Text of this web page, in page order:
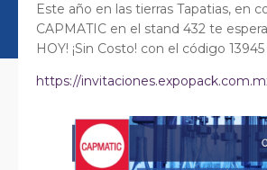
Este año en las tierras Tapatias, en
CAPMATIC en el stand 432 te
HOY! ¡Sin Costo! con el código 13945
https://